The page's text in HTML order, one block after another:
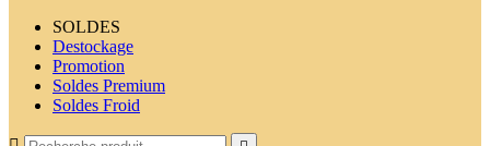
SOLDES
Destockage
Promotion
Soldes Premium
Soldes Froid